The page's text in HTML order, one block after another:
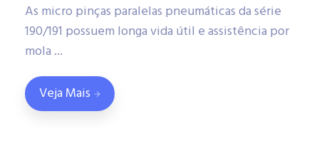
As micro pinças paralelas pneumáticas da série
190/191 possuem longa vida útil e assistência por
mola ...
Veja Mais